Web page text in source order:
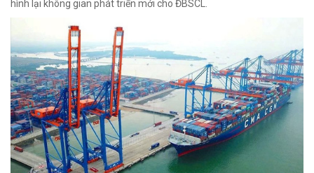
hình lại không gian phát triển mới cho ĐBSCL.